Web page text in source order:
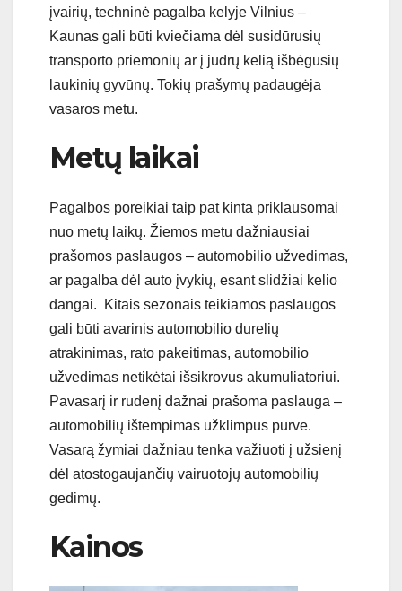
įvairių, techninė pagalba kelyje Vilnius –
Kaunas gali būti kviečiama dėl susidūrusių
transporto priemonių ar į judrų kelią išbėgusių
laukinių gyvūnų. Tokių prašymų padaugėja
vasaros metu.
Metų laikai
Pagalbos poreikiai taip pat kinta priklausomai
nuo metų laikų. Žiemos metu dažniausiai
prašomos paslaugos – automobilio užvedimas,
ar pagalba dėl auto įvykių, esant slidžiai kelio
dangai. Kitais sezonais teikiamos paslaugos
gali būti avarinis automobilio durelių
atrakinimas, rato pakeitimas, automobilio
užvedimas netikėtai išsikrovus akumuliatoriui.
Pavasarį ir rudenį dažnai prašoma paslauga –
automobilių ištempimas užklimpus purve.
Vasarą žymiai dažniau tenka važiuoti į užsienį
dėl atostogaujančių vairuotojų automobilių
gedimų.
Kainos